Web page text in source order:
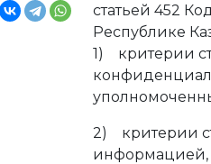
статьей 452
Республике
1) критерии
2) критерии